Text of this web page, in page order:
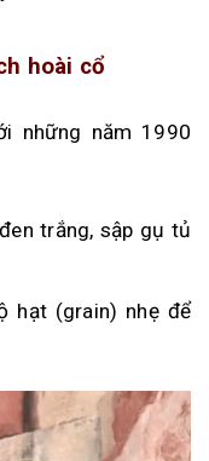
hoài cổ
những năm 1990
trắng, sập gụ tủ
hạt (grain) nhẹ để